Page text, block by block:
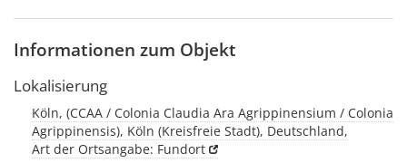
Informationen zum Objekt
Lokalisierung
Köln, (CCAA / Colonia Claudia Ara Agrippinensium / Colonia
Agrippinensis), Köln (Kreisfreie Stadt), Deutschland,
Art der Ortsangabe: Fundort